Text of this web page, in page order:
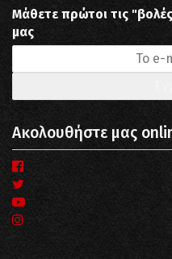
Μάθετε πρώτοι τις
μας
Ακολουθήστε μας